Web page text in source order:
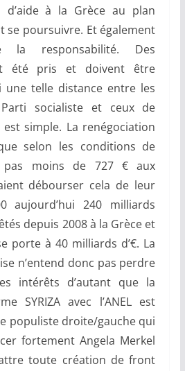
à la Grèce au plan
se poursuivre. Et également
responsabilité. Des
été pris et doivent être
une telle distance entre les
socialiste et ceux de
est simple. La renégociation
selon les conditions de
pas moins de 727 € aux
débourser cela de leur
aujourd’hui 240 milliards
depuis 2008 à la Grèce et
porte à 40 milliards d’€. La
n’entend donc pas perdre
intérêts d’autant que la
SYRIZA avec l’ANEL est
populiste droite/gauche qui
fortement Angela Merkel
toute création de front